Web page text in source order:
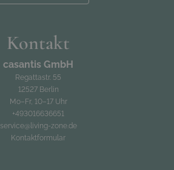
Kontakt
casantis GmbH
Regattastr. 55
12527 Berlin
Mo–Fr, 10–17 Uhr
+493016636651
service@living-zone.de
Kontaktformular